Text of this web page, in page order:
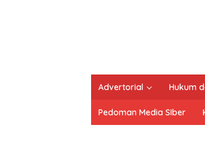
Advertorial Hukum
Pedoman Media SIber